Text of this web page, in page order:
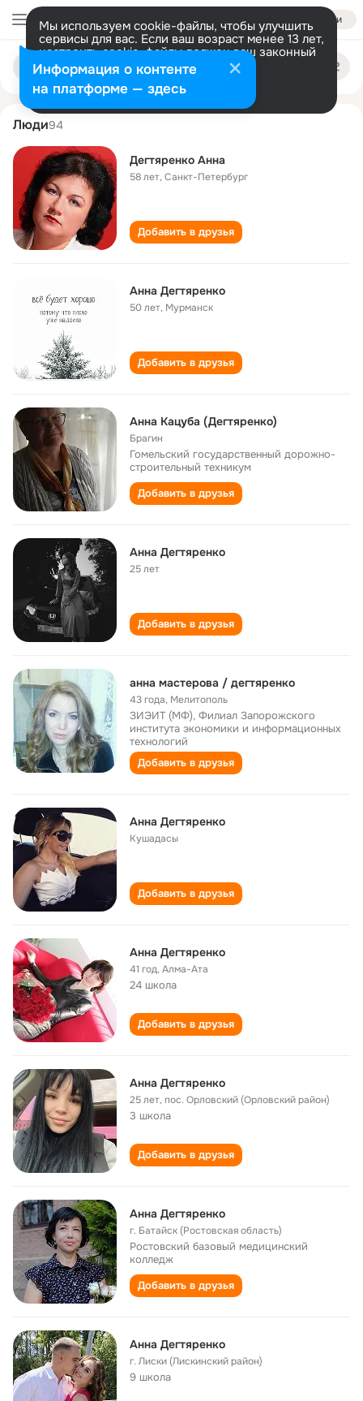
Войти
Мы используем cookie-файлы, чтобы улучшить
сервисы для вас. Если ваш возраст менее 13 лет,
настроить cookie-файлы должен ваш законный
представитель. Больше информации
Разрешить все Настроить
Поиск
людям
anna degtyarenko
Люди94
Дегтяренко Анна
58 лет,Санкт-Петербург
Добавить в друзья
Анна Дегтяренко
50 лет, Мурманск
Добавить в друзья
Анна Кацуба (Дегтяренко)
Брагин
Гомельский государственный дорожно-
строительный техникум
Добавить в друзья
Анна Дегтяренко
25 лет
Добавить в друзья
анна мастерова / дегтяренко
43 года, Мелитополь
ЗИЭИТ (МФ), Филиал Запорожского
института экономики и информационных
технологий
Добавить в друзья
Анна Дегтяренко
Кушадасы
Добавить в друзья
Анна Дегтяренко
41 год,Алма-Ата
24 школа
Добавить в друзья
Анна Дегтяренко
25 лет,пос. Орловский (Орловский район)
3 школа
Добавить в друзья
Анна Дегтяренко
г. Батайск (Ростовская область)
Ростовский базовый медицинский
колледж
Добавить в друзья
Анна Дегтяренко
г. Лиски (Лискинский район)
9 школа
Информация о контенте
на платформе — здесь